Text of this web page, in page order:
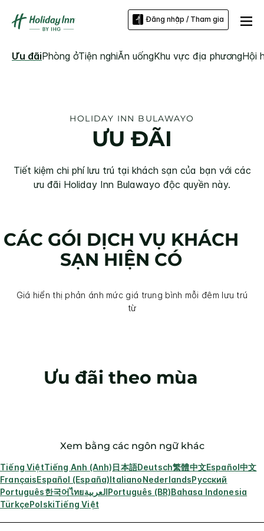
Đăng nhập / Tham gia
Ưu đãiPhòng ởTiện nghiĂn uốngKhu vực địa phươngHội
HOLIDAY INN BULAWAYO
ƯU ĐÃI
Tiết kiệm chi phí lưu trú tại khách sạn của bạn với các
ưu đãi Holiday Inn Bulawayo độc quyền này.
CÁC GÓI DỊCH VỤ KHÁCH
SẠN HIỆN CÓ
Giá hiển thị phản ánh mức giá trung bình mỗi đêm lưu trú
từ
Ưu đãi theo mùa
Xem bằng các ngôn ngữ khác
Tiếng ViệtTiếng Anh (Anh)日本語Deutsch繁體中文Español中文
FrançaisEspañol (España)ItalianoNederlandsРусский
Português한국어ไทยالعربيةPortuguês (BR)Bahasa Indonesia
TürkçePolskiTiếng Việt